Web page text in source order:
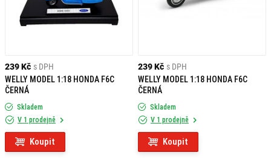
239 Kč s DPH
WELLY MODEL 1:18 HONDA F6C
ČERNÁ
Skladem
V 1 prodejně
Koupit
239 Kč s DPH
WELLY MODEL 1:18 HONDA F6C
ČERNÁ
Skladem
V 1 prodejně
Koupit